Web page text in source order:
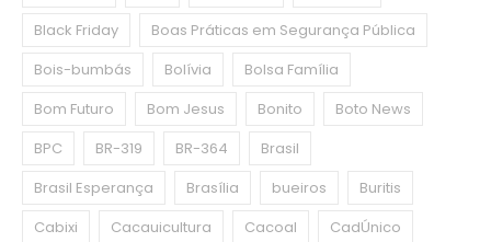
Black Friday
Boas Práticas em Segurança Pública
Bois-bumbás
Bolívia
Bolsa Família
Bom Futuro
Bom Jesus Bonito
Boto News
BPC
BR-319 BR-364
Brasil
Brasil Esperança
Brasília bueiros
Buritis
Cabixi
Cacauicultura Cacoal
CadÚnico